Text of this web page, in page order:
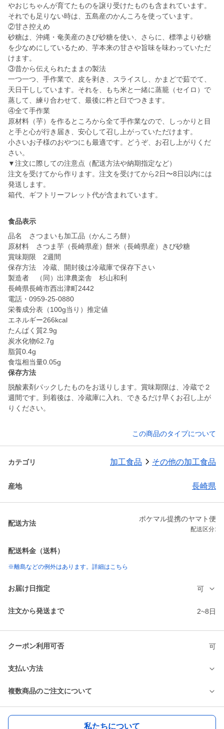
やおじちゃんが育てたものを譲り受けたものも含まれています。
それでも足りない時は、五島産のかんころを使っています。
②甘さ控えめ
砂糖は、沖縄・奄美産のきび砂糖を使い、さらに、標準より砂糖
を少なめにしているため、芋本来の甘さや旨味を味わっていただ
けます。
③昔から伝えられたままの製法
一つ一つ、手作業で、皮を剥き、スライスし、かまどで茹でて、
天日干ししています。それを、もち米と一緒に蒸籠（セイロ）で
蒸して、練り合わせて、最後に杵と臼でつきます。
④全て手作業
原材料（芋）を作るところから全て手作業なので、しっかりと目
と手と心が行き届き、安心して召し上がっていただけます。
小さいお子様のおやつにも最適です。どうぞ、お召し上がりくだ
さい。
▼注文に際しての注意点（配送方法や納期指定など）
注文を受けてから作ります。注文を受けてから2日〜8日以内には
発送します。
箱代、ギフトリーフレット代が含まれています。
食品表示
品名 さつまいも加工品（かんころ餅）
原材料 さつま芋（長崎県産）餅米（長崎県産）きび砂糖
賞味期限 2週間
保存方法 冷蔵、開封後は冷蔵庫で保存下さい
製造者 （同）出津農楽舎 杉山和利
長崎県長崎市西出津町2442
電話・0959-25-0880
栄養成分表（100g当り）推定値
エネルギー266kcal
たんぱく質2.9g
炭水化物62.7g
脂質0.4g
食塩相当量0.05g
保存方法
脱酸素剤パックしたものをお送りします。賞味期限は、冷蔵で２
週間です。到着後は、冷蔵庫に入れ、できるだけ早くお召し上が
りください。
この商品のタイプについて
カテゴリ 加工食品 その他の加工食品
産地 長崎県
配送方法
ポケマル提携のヤマト便
配送区分:
配送料金（送料）
※離島などの例外はあります。詳細はこちら
お届け日指定 可
注文から発送まで 2~8日
クーポン利用可否 可
支払い方法
複数商品のご注文について
私たちについて